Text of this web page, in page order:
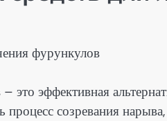
это эффективная
процесс созревания